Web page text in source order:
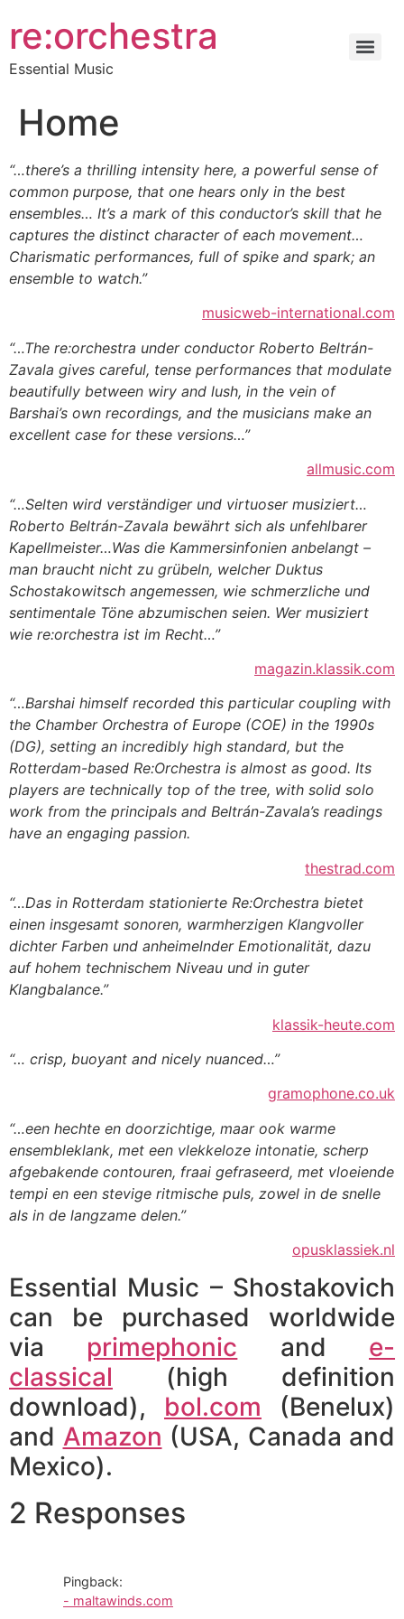
re:orchestra
Essential Music
Home
“…there’s a thrilling intensity here, a powerful sense of
common purpose, that one hears only in the best
ensembles… It’s a mark of this conductor’s skill that he
captures the distinct character of each movement…
Charismatic performances, full of spike and spark; an
ensemble to watch.”
musicweb-international.com
“…The re:orchestra under conductor Roberto Beltrán-
Zavala gives careful, tense performances that modulate
beautifully between wiry and lush, in the vein of
Barshai’s own recordings, and the musicians make an
excellent case for these versions…”
allmusic.com
“…Selten wird verständiger und virtuoser musiziert…
Roberto Beltrán-Zavala bewährt sich als unfehlbarer
Kapellmeister…Was die Kammersinfonien anbelangt –
man braucht nicht zu grübeln, welcher Duktus
Schostakowitsch angemessen, wie schmerzliche und
sentimentale Töne abzumischen seien. Wer musiziert
wie re:orchestra ist im Recht…”
magazin.klassik.com
“…Barshai himself recorded this particular coupling with
the Chamber Orchestra of Europe (COE) in the 1990s
(DG), setting an incredibly high standard, but the
Rotterdam-based Re:Orchestra is almost as good. Its
players are technically top of the tree, with solid solo
work from the principals and Beltrán-Zavala’s readings
have an engaging passion.
thestrad.com
“…Das in Rotterdam stationierte Re:Orchestra bietet
einen insgesamt sonoren, warmherzigen Klangvoller
dichter Farben und anheimelnder Emotionalität, dazu
auf hohem technischem Niveau und in guter
Klangbalance.”
klassik-heute.com
“… crisp, buoyant and nicely nuanced…”
gramophone.co.uk
“…een hechte en doorzichtige, maar ook warme
ensembleklank, met een vlekkeloze intonatie, scherp
afgebakende contouren, fraai gefraseerd, met vloeiende
tempi en een stevige ritmische puls, zowel in de snelle
als in de langzame delen.”
opusklassiek.nl
Essential Music – Shostakovich
can be purchased worldwide
via primephonic and e-
classical (high definition
download), bol.com (Benelux)
and Amazon (USA, Canada and
Mexico).
2 Responses
Pingback:
- maltawinds.com